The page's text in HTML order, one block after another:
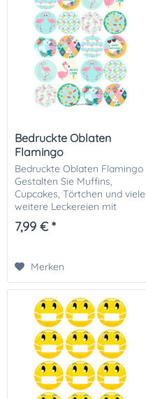
Bedruckte Oblaten
Flamingo
Bedruckte Oblaten Flamingo
Gestalten Sie Muffins,
Cupcakes, Törtchen und viele
weitere Leckereien mit
diesen tollen bedruckten
Flamingo Oblaten. Unsere
7,99 € *
Merken